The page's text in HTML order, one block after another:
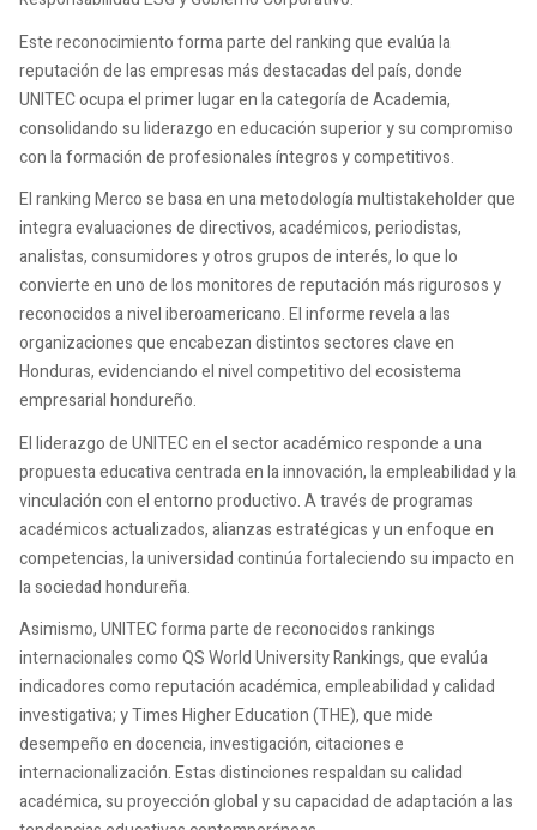
Este reconocimiento forma parte del ranking que evalúa la
reputación de las empresas más destacadas del país, donde
UNITEC ocupa el primer lugar en la categoría de Academia,
consolidando su liderazgo en educación superior y su compromiso
con la formación de profesionales íntegros y competitivos.
El ranking Merco se basa en una metodología multistakeholder que
integra evaluaciones de directivos, académicos, periodistas,
analistas, consumidores y otros grupos de interés, lo que lo
convierte en uno de los monitores de reputación más rigurosos y
reconocidos a nivel iberoamericano. El informe revela a las
organizaciones que encabezan distintos sectores clave en
Honduras, evidenciando el nivel competitivo del ecosistema
empresarial hondureño.
El liderazgo de UNITEC en el sector académico responde a una
propuesta educativa centrada en la innovación, la empleabilidad y la
vinculación con el entorno productivo. A través de programas
académicos actualizados, alianzas estratégicas y un enfoque en
competencias, la universidad continúa fortaleciendo su impacto en
la sociedad hondureña.
Asimismo, UNITEC forma parte de reconocidos rankings
internacionales como QS World University Rankings, que evalúa
indicadores como reputación académica, empleabilidad y calidad
investigativa; y Times Higher Education (THE), que mide
desempeño en docencia, investigación, citaciones e
internacionalización. Estas distinciones respaldan su calidad
académica, su proyección global y su capacidad de adaptación a las